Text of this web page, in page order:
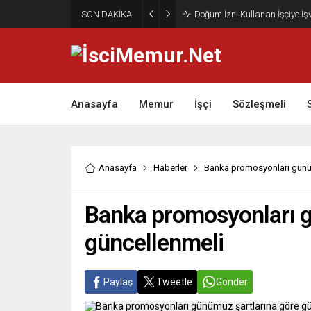
SON DAKİKA Doğum İzni Kullanan İşçiye
Anasayfa Memur İşçi Sözleşmeli
Anasayfa Haberler Banka promosyonları
Banka promosyonları
güncellenmeli
Paylaş Tweetle Gönder